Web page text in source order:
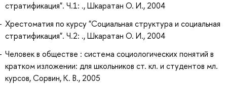
стратификация". Ч.1: ., Шкаратан О. И., 2004
Хрестоматия по курсу "Социальная структура и социальная
стратификация". Ч.2: ., Шкаратан О. И., 2004
Человек в обществе : система социологических понятий в
кратком изложении: для школьников ст. кл. и студентов мл.
курсов, Сорвин, К. В., 2005